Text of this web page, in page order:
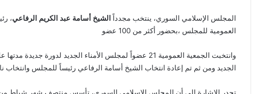
المجلس الإسلامي السوري، ينتخب مجدداً الشيخ أسامة عبد الكريم الرفاعي،
العمومية للمجلس ،بحضور أكثر من 100 عضو
وانتخبت الجمعية العمومية 21 عضواً لمجلس الأمناء الجديد
الجديد ومن ثم تم إعادة انتخاب الشيخ أسامة الرفاعي رئيساً للمجلس وانتخاب